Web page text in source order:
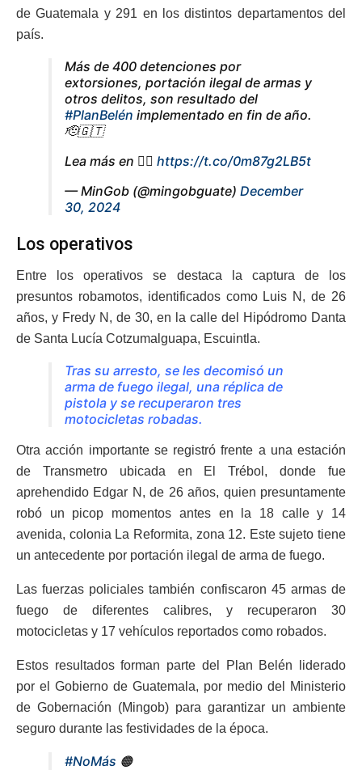
de Guatemala y 291 en los distintos departamentos del
país.
Más de 400 detenciones por
extorsiones, portación ilegal de armas y
otros delitos, son resultado del
#PlanBelén implementado en fin de año.
🫡🇬🇹
Lea más en 👇🏻 https://t.co/0m87g2LB5t
— MinGob (@mingobguate) December
30, 2024
Los operativos
Entre los operativos se destaca la captura de los
presuntos robamotos, identificados como Luis N, de 26
años, y Fredy N, de 30, en la calle del Hipódromo Danta
de Santa Lucía Cotzumalguapa, Escuintla.
Tras su arresto, se les decomisó un
arma de fuego ilegal, una réplica de
pistola y se recuperaron tres
motocicletas robadas.
Otra acción importante se registró frente a una estación
de Transmetro ubicada en El Trébol, donde fue
aprehendido Edgar N, de 26 años, quien presuntamente
robó un picop momentos antes en la 18 calle y 14
avenida, colonia La Reformita, zona 12. Este sujeto tiene
un antecedente por portación ilegal de arma de fuego.
Las fuerzas policiales también confiscaron 45 armas de
fuego de diferentes calibres, y recuperaron 30
motocicletas y 17 vehículos reportados como robados.
Estos resultados forman parte del Plan Belén liderado
por el Gobierno de Guatemala, por medio del Ministerio
de Gobernación (Mingob) para garantizar un ambiente
seguro durante las festividades de la época.
#NoMás 🟠